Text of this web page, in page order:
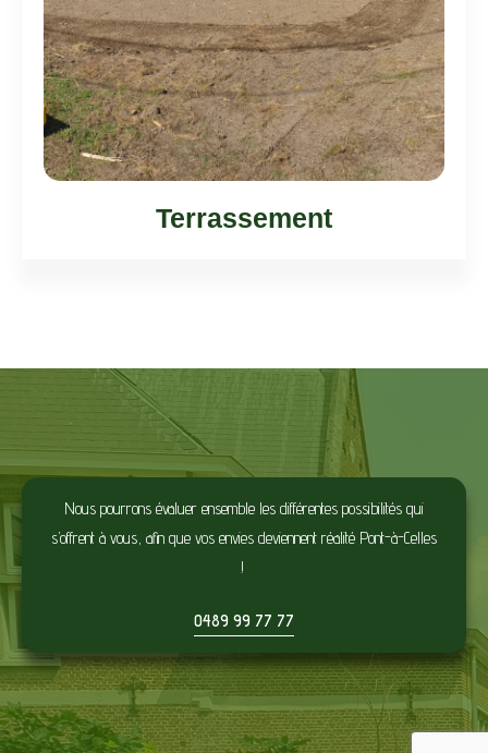
Terrassement
Nous pourrons évaluer ensemble les différentes possibilités qui
s’offrent à vous, afin que vos envies deviennent réalité Pont-à-Celles
!
0489 99 77 77